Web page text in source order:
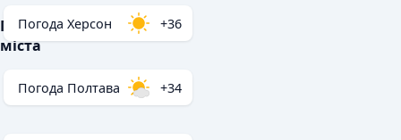
Популярні
міста
Погода Херсон +36
Погода Полтава +34